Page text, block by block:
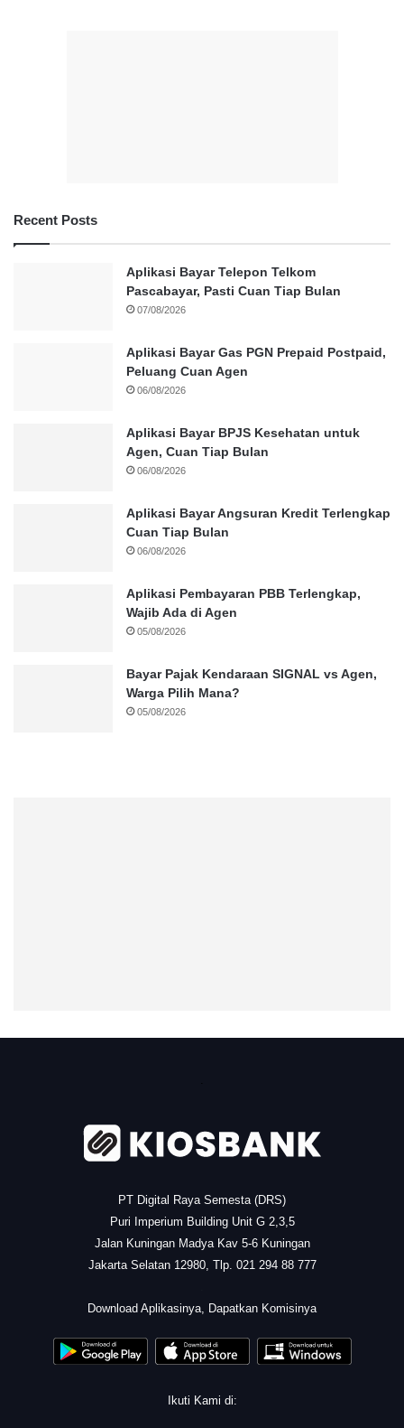
Recent Posts
Aplikasi Bayar Telepon Telkom
Pascabayar, Pasti Cuan Tiap Bulan
07/08/2026
Aplikasi Bayar Gas PGN Prepaid Postpaid,
Peluang Cuan Agen
06/08/2026
Aplikasi Bayar BPJS Kesehatan untuk
Agen, Cuan Tiap Bulan
06/08/2026
Aplikasi Bayar Angsuran Kredit Terlengkap
Cuan Tiap Bulan
06/08/2026
Aplikasi Pembayaran PBB Terlengkap,
Wajib Ada di Agen
05/08/2026
Bayar Pajak Kendaraan SIGNAL vs Agen,
Warga Pilih Mana?
05/08/2026
.
PT Digital Raya Semesta (DRS)
Puri Imperium Building Unit G 2,3,5
Jalan Kuningan Madya Kav 5-6 Kuningan
Jakarta Selatan 12980, Tlp. 021 294 88 777
Download Aplikasinya, Dapatkan Komisinya
Ikuti Kami di: